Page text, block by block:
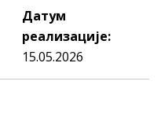
Датум
реализације:
15.05.2026